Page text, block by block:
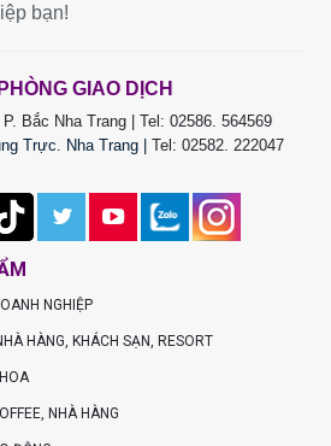
bạn!
GIAO DỊCH
Bắc Nha Trang | Tel: 02586. 564569
Trực. Nha Trang |Tel :02582. 222047
NGHIỆP
HÀNG, KHÁCH SẠN, RESORT
NHÀ HÀNG